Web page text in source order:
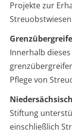
Projekte zur
Innerhalb
Pflege von
Stiftung
einschließlich